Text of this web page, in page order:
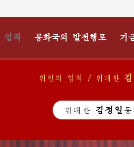
업적 공화국의 발전행로 기
위인의 업적 / 위대한
위대한 김정일 동